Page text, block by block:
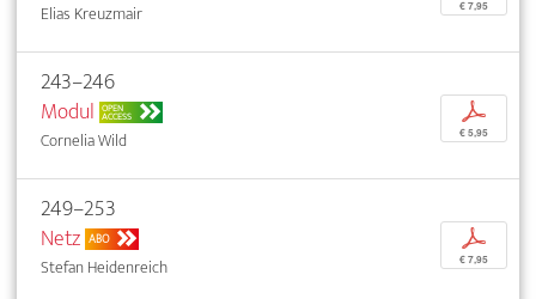
Elias Kreuzmair € 7,95
243–246
Modul OPEN
ACCESS
Cornelia Wild
p
€ 5,95
249–253
Netz ABO
Stefan Heidenreich
p
€ 7,95